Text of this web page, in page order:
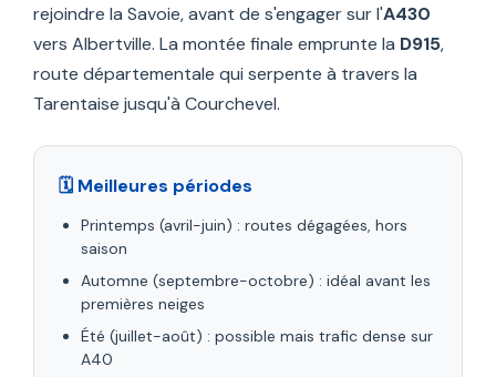
rejoindre la Savoie, avant de s'engager sur l'A430
vers Albertville. La montée finale emprunte la D915,
route départementale qui serpente à travers la
Tarentaise jusqu'à Courchevel.
🗓️ Meilleures périodes
Printemps (avril-juin) : routes dégagées, hors
saison
Automne (septembre-octobre) : idéal avant les
premières neiges
Été (juillet-août) : possible mais trafic dense sur
A40